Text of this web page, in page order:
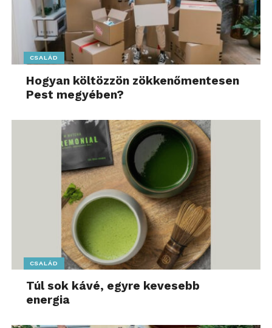
CSALÁD
Hogyan költözzön zökkenőmentesen
Pest megyében?
CSALÁD
Túl sok kávé, egyre kevesebb
energia